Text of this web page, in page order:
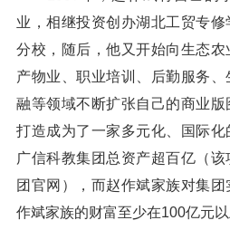
业，相继投资创办湖北工贸专
分校，随后，他又开始向生态
产物业、职业培训、后勤服务
融等领域不断扩张自己的商业版
打造成为了一家多元化、国际化
广信科教集团总资产超百亿（
团官网），而赵作斌家族对集
作斌家族的财富至少在100亿元以